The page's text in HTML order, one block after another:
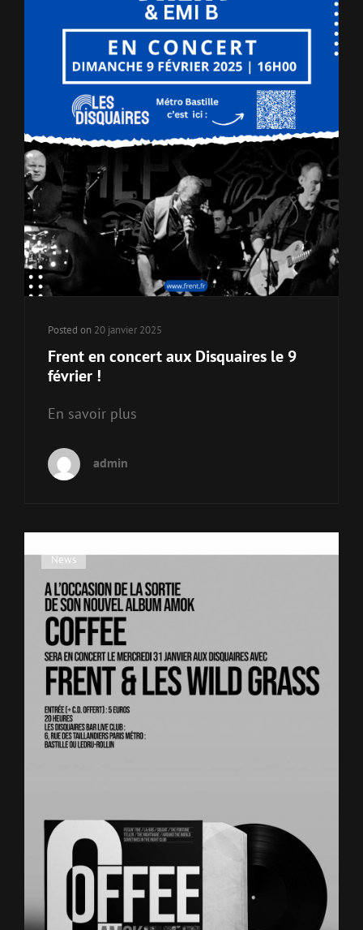
Posted on 20 janvier 2025
Frent en concert aux Disquaires le 9
février !
En savoir plus
admin
Cat
Links
News